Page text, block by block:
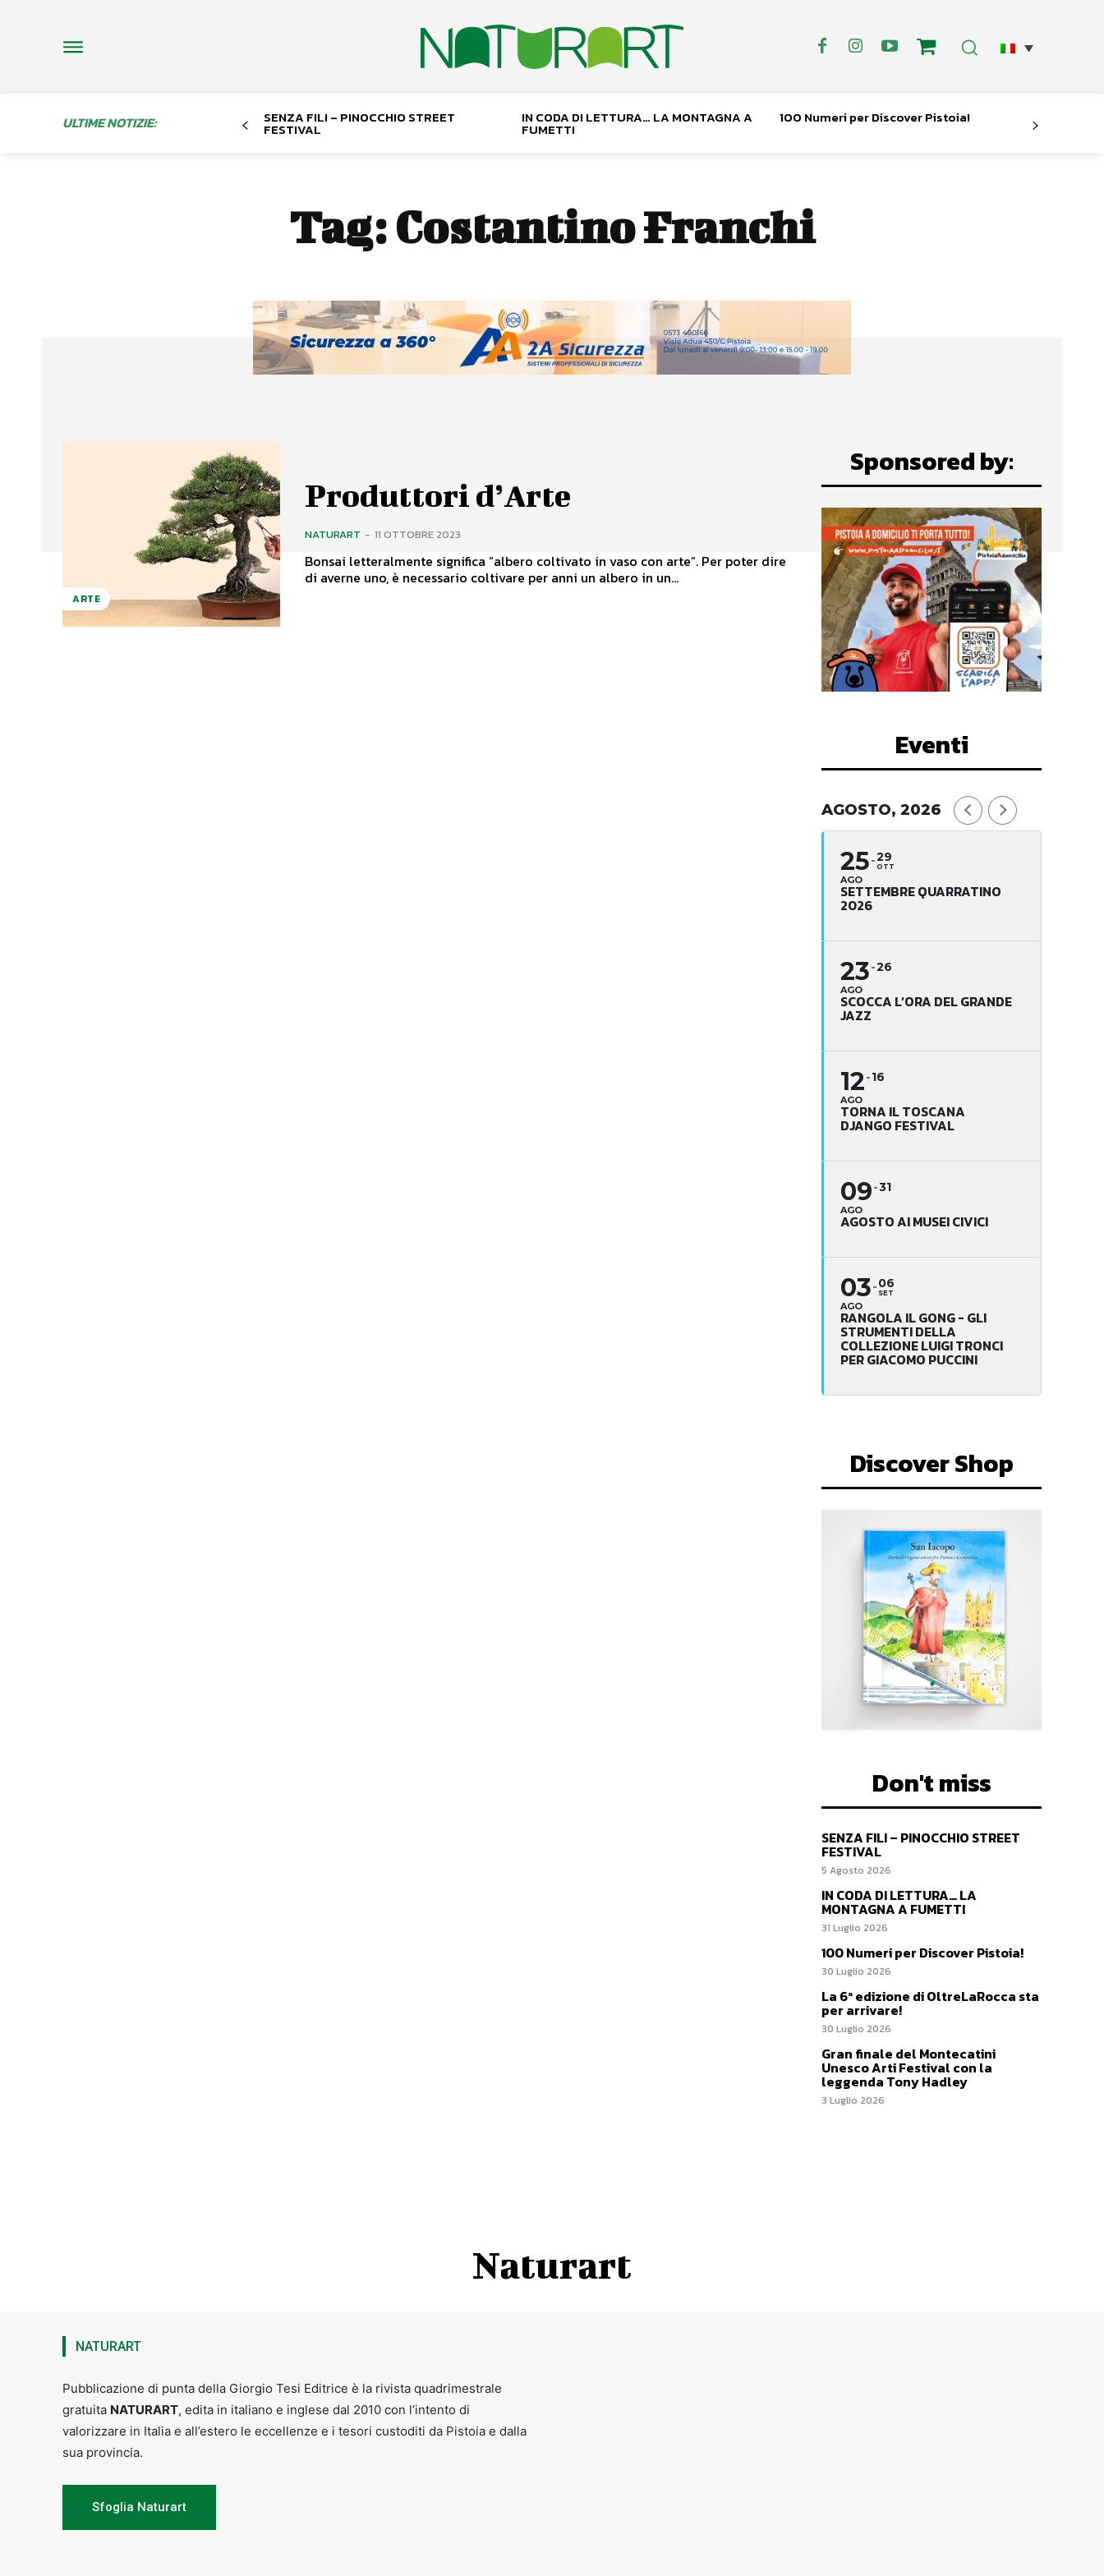
ULTIME NOTIZIE: SENZA FILI – PINOCCHIO STREET
FESTIVAL
IN CODA DI LETTURA… LA MONTAGNA A
FUMETTI
100 Numeri per Discover Pistoia!
Tag:Costantino Franchi
ARTE
Produttori d’Arte
NATURART - 11 OTTOBRE 2023
Bonsai letteralmente significa “albero coltivato in vaso con arte”. Per poter dire
di averne uno, è necessario coltivare per anni un albero in un...
Sponsored by:
Eventi
AGOSTO, 2026
25
AGO
29
OTT
SETTEMBRE QUARRATINO
2026
23
AGO
26
SCOCCA L’ORA DEL GRANDE
JAZZ
12
AGO
16
TORNA IL TOSCANA
DJANGO FESTIVAL
09
AGO
31
AGOSTO AI MUSEI CIVICI
03
AGO
06
SET
RANGOLA IL GONG - GLI
STRUMENTI DELLA
COLLEZIONE LUIGI TRONCI
PER GIACOMO PUCCINI
Discover Shop
Don't miss
SENZA FILI – PINOCCHIO STREET
FESTIVAL
5 Agosto 2026
IN CODA DI LETTURA… LA
MONTAGNA A FUMETTI
31 Luglio 2026
100 Numeri per Discover Pistoia!
30 Luglio 2026
La 6ª edizione di OltreLaRocca sta
per arrivare!
30 Luglio 2026
Gran finale del Montecatini
Unesco Arti Festival con la
leggenda Tony Hadley
3 Luglio 2026
Naturart
NATURART
Pubblicazione di punta della Giorgio Tesi Editrice è la rivista quadrimestrale
gratuita NATURART, edita in italiano e inglese dal 2010 con l’intento di
valorizzare in Italia e all’estero le eccellenze e i tesori custoditi da Pistoia e dalla
sua provincia.
Sfoglia Naturart